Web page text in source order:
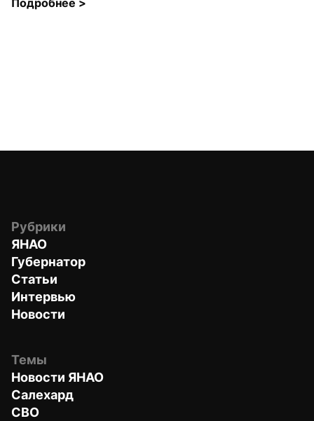
Рубрики
ЯНАО
Губернатор
Статьи
Интервью
Новости
Темы
Новости ЯНАО
Салехард
СВО